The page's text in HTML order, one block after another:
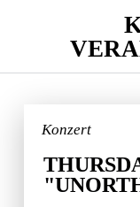
Konzert